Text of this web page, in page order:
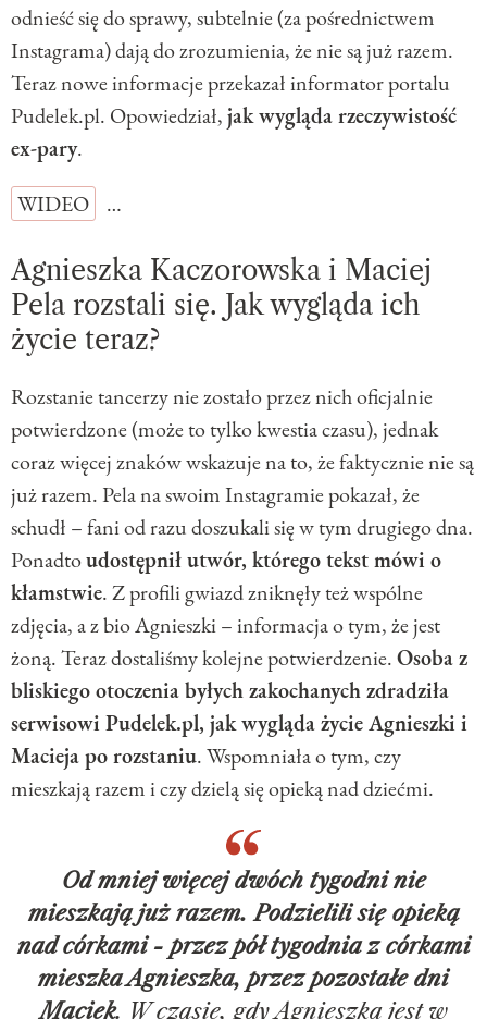
odnieść się do sprawy, subtelnie (za pośrednictwem
Instagrama) dają do zrozumienia, że nie są już razem.
Teraz nowe informacje przekazał informator portalu
Pudelek.pl. Opowiedział,jak wygląda rzeczywistość
ex-pary.
WIDEO
…
Agnieszka Kaczorowska i Maciej
Pela rozstali się. Jak wygląda ich
życie teraz?
Rozstanie tancerzy nie zostało przez nich oficjalnie
potwierdzone (może to tylko kwestia czasu), jednak
coraz więcej znaków wskazuje na to, że faktycznie nie są
już razem. Pela na swoim Instagramie pokazał, że
schudł – fani od razu doszukali się w tym drugiego dna.
Ponadtoudostępnił utwór, którego tekst mówi o
kłamstwie. Z profili gwiazd zniknęły też wspólne
zdjęcia, a z bio Agnieszki – informacja o tym, że jest
żoną. Teraz dostaliśmy kolejne potwierdzenie.Osoba z
bliskiego otoczenia byłych zakochanych zdradziła
serwisowi Pudelek.pl, jak wygląda życie Agnieszki i
Macieja po rozstaniu. Wspomniała o tym, czy
mieszkają razem i czy dzielą się opieką nad dziećmi.
Od mniej więcej dwóch tygodni nie
mieszkają już razem. Podzielili się opieką
nad córkami - przez pół tygodnia z córkami
mieszka Agnieszka, przez pozostałe dni
Maciek. W czasie, gdy Agnieszka jest w